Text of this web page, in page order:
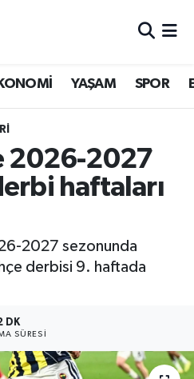
YAŞAM SPOR
2026-2027
haftaları
2027 sezonunda
derbisi 9. haftada
DK
SÜRESI